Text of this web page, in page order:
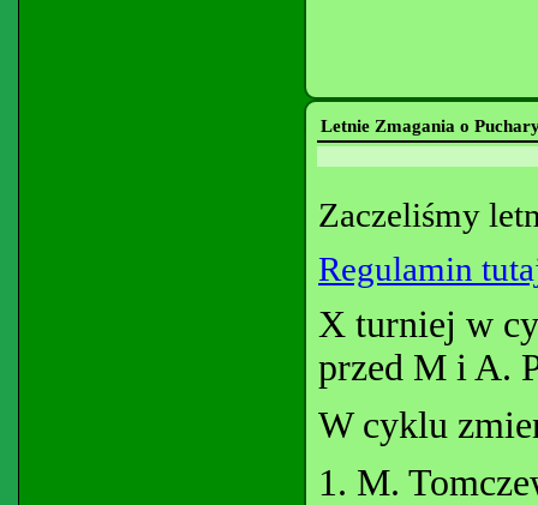
Letnie Zmagania o
Zaczeliśmy
Regulamin
X turniej w
przed M i A.
W cyklu
1. M.